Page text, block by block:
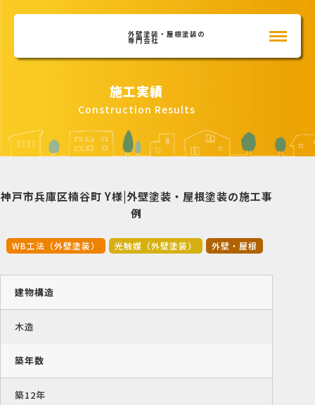
外壁塗装・屋根塗装の
専門会社
施工実績
Construction Results
神戸市兵庫区楠谷町 Y様|外壁塗装・屋根塗装の施工事
例
WB工法（外壁塗装） 光触媒（外壁塗装） 外壁・屋根
建物構造
木造
築年数
築12年